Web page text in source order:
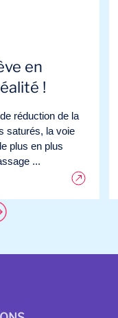
en
!
réduction de la
saturés, la voie
plus en plus
...